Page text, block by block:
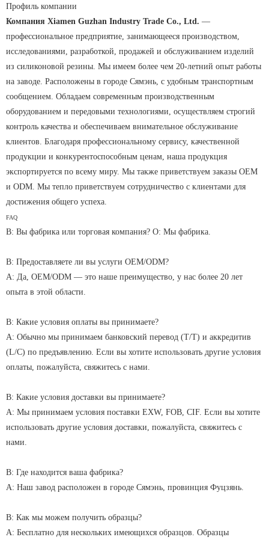
Профиль компании
Компания Xiamen Guzhan Industry Trade Co., Ltd. —
профессиональное предприятие, занимающееся производством,
исследованиями, разработкой, продажей и обслуживанием изделий
из силиконовой резины. Мы имеем более чем 20-летний опыт работы
на заводе. Расположены в городе Сямэнь, с удобным транспортным
сообщением. Обладаем современным производственным
оборудованием и передовыми технологиями, осуществляем строгий
контроль качества и обеспечиваем внимательное обслуживание
клиентов. Благодаря профессиональному сервису, качественной
продукции и конкурентоспособным ценам, наша продукция
экспортируется по всему миру. Мы также приветствуем заказы OEM
и ODM. Мы тепло приветствуем сотрудничество с клиентами для
достижения общего успеха.
FAQ
В: Вы фабрика или торговая компания? О: Мы фабрика.
В: Предоставляете ли вы услуги OEM/ODM?
А: Да, OEM/ODM — это наше преимущество, у нас более 20 лет
опыта в этой области.
В: Какие условия оплаты вы принимаете?
A: Обычно мы принимаем банковский перевод (T/T) и аккредитив
(L/C) по предъявлению. Если вы хотите использовать другие условия
оплаты, пожалуйста, свяжитесь с нами.
В: Какие условия доставки вы принимаете?
A: Мы принимаем условия поставки EXW, FOB, CIF. Если вы хотите
использовать другие условия доставки, пожалуйста, свяжитесь с
нами.
В: Где находится ваша фабрика?
А: Наш завод расположен в городе Сямэнь, провинция Фуцзянь.
В: Как мы можем получить образцы?
A: Бесплатно для нескольких имеющихся образцов. Образцы